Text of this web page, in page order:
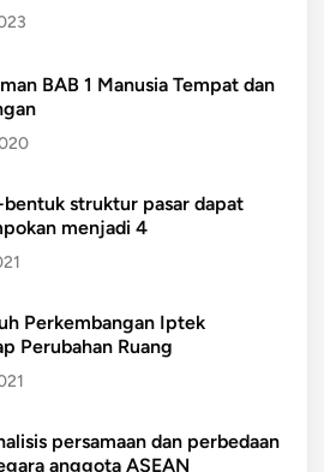
BAB 1 Manusia Tempat dan
struktur pasar dapat
menjadi 4
Perkembangan Iptek
Perubahan Ruang
persamaan dan perbedaan
anggota ASEAN